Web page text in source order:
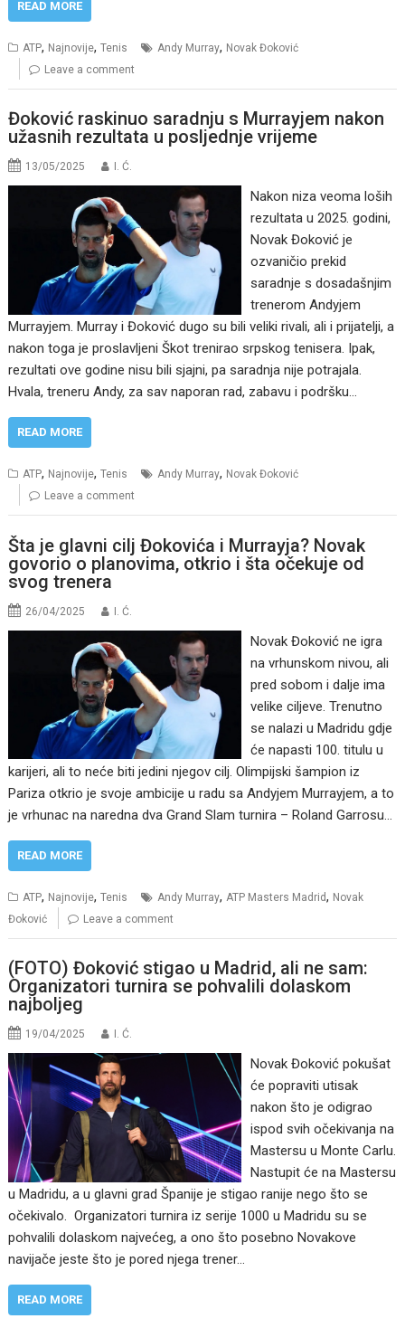
READ MORE
ATP, Najnovije,Tenis Andy Murray, Novak Đoković
Leave a comment
Đoković raskinuo saradnju s Murrayjem nakon
užasnih rezultata u posljednje vrijeme
13/05/2025 I. Ć.
Nakon niza veoma loših
rezultata u 2025. godini,
Novak Đoković je
ozvaničio prekid
saradnje s dosadašnjim
trenerom Andyjem
Murrayjem. Murray i Đoković dugo su bili veliki rivali, ali i prijatelji, a
nakon toga je proslavljeni Škot trenirao srpskog tenisera. Ipak,
rezultati ove godine nisu bili sjajni, pa saradnja nije potrajala.
Hvala, treneru Andy, za sav naporan rad, zabavu i podršku…
READ MORE
ATP, Najnovije,Tenis Andy Murray, Novak Đoković
Leave a comment
Šta je glavni cilj Đokovića i Murrayja? Novak
govorio o planovima, otkrio i šta očekuje od
svog trenera
26/04/2025 I. Ć.
Novak Đoković ne igra
na vrhunskom nivou, ali
pred sobom i dalje ima
velike ciljeve. Trenutno
se nalazi u Madridu gdje
će napasti 100. titulu u
karijeri, ali to neće biti jedini njegov cilj. Olimpijski šampion iz
Pariza otkrio je svoje ambicije u radu sa Andyjem Murrayjem, a to
je vrhunac na naredna dva Grand Slam turnira – Roland Garrosu…
READ MORE
ATP, Najnovije,Tenis Andy Murray,ATP Masters Madrid, Novak
Đoković
Leave a comment
(FOTO) Đoković stigao u Madrid, ali ne sam:
Organizatori turnira se pohvalili dolaskom
najboljeg
19/04/2025 I. Ć.
Novak Đoković pokušat
će popraviti utisak
nakon što je odigrao
ispod svih očekivanja na
Mastersu u Monte Carlu.
Nastupit će na Mastersu
u Madridu, a u glavni grad Španije je stigao ranije nego što se
očekivalo. Organizatori turnira iz serije 1000 u Madridu su se
pohvalili dolaskom najvećeg, a ono što posebno Novakove
navijače jeste što je pored njega trener…
READ MORE